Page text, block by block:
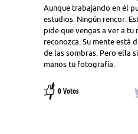
Aunque trabajando en él
estudios. Ningún rencor.
pide que vengas a ver a tu
reconozca. Su mente está
de las sombras. Pero ella
manos tu fotografía.
0 Votos